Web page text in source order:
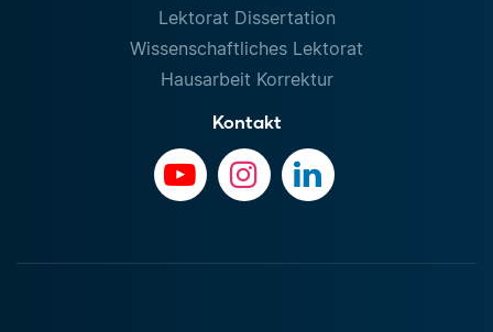
Lektorat Dissertation
Wissenschaftliches Lektorat
Hausarbeit Korrektur
Kontakt